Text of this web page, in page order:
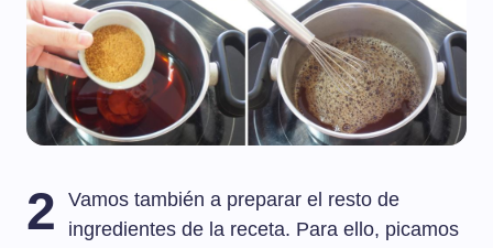
2
Vamos también a preparar el resto de
ingredientes de la receta. Para ello, picamos